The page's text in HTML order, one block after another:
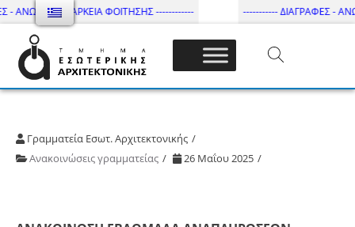
ΑΝΩΤΑΤΗ ΔΙΑΡΚΕΙΑ ΦΟΙΤΗΣΗΣ ------------ ----------- ΔΙΑΓΡΑΦΕΣ -
Τμήμα Εσωτ. Αρχιτεκτονικής – ΔΙ.ΠΑ.Ε
Γραμματεία Εσωτ. Αρχιτεκτονικής
Ανακοινώσεις γραμματείας
26 Μαΐου 2025